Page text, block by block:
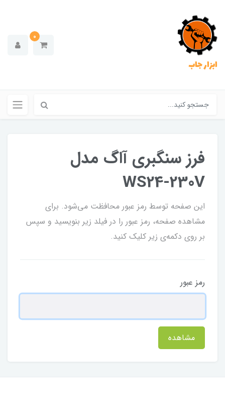
ابزار جاب
0
فرز سنگبری آاگ مدل
WS24-230V
این صفحه توسط رمز عبور محافظت می‌شود. برای
مشاهده صفحه، رمز عبور را در فیلد زیر بنویسید و سپس
بر روی دکمه‌ی زیر کلیک کنید.
رمز عبور
مشاهده